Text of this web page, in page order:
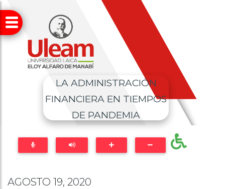
LA ADMINISTRACIÓN
FINANCIERA EN TIEMPOS
DE PANDEMIA
AGOSTO 19, 2020